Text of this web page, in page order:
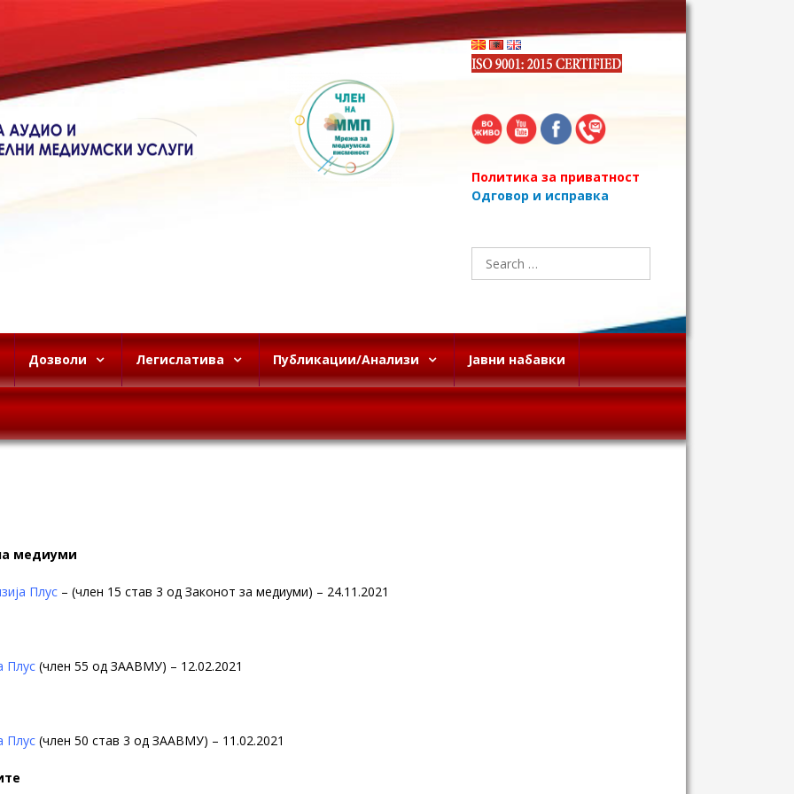
Политика за приватност
Одговор и исправка
Search
for:
Дозволи Легислатива Публикации/Анализи Јавни набавки
медиуми
Плус – (член 15 став 3 од Законот за медиуми) – 24.11.2021
Плус (член 55 од ЗААВМУ) – 12.02.2021
Плус (член 50 став 3 од ЗААВМУ) – 11.02.2021